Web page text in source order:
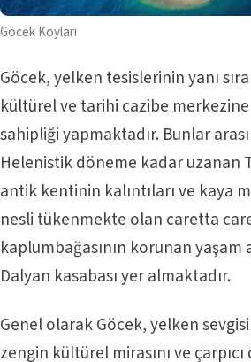
Göcek Koyları
Göcek, yelken tesislerinin yanı
kültürel ve tarihi cazibe
sahipliği yapmaktadır. Bunlar
Helenistik döneme kadar uzanan
antik kentinin kalıntıları ve kaya
nesli tükenmekte olan caretta
kaplumbağasının korunan yaşam
Dalyan kasabası yer almaktadır.
Genel olarak Göcek, yelken
zengin kültürel mirasını ve